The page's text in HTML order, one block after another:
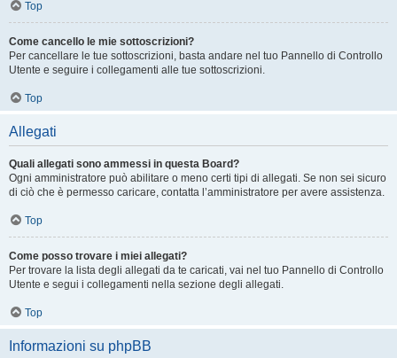
Top
Come cancello le mie sottoscrizioni?
Per cancellare le tue sottoscrizioni, basta andare nel tuo Pannello di Controllo
Utente e seguire i collegamenti alle tue sottoscrizioni.
Top
Allegati
Quali allegati sono ammessi in questa Board?
Ogni amministratore può abilitare o meno certi tipi di allegati. Se non sei sicuro
di ciò che è permesso caricare, contatta l’amministratore per avere assistenza.
Top
Come posso trovare i miei allegati?
Per trovare la lista degli allegati da te caricati, vai nel tuo Pannello di Controllo
Utente e segui i collegamenti nella sezione degli allegati.
Top
Informazioni su phpBB